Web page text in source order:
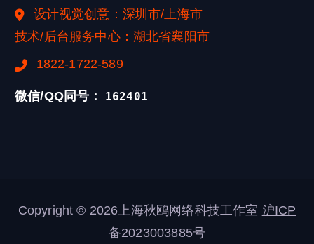
设计视觉创意：深圳市/上海市
技术/后台服务中心：湖北省襄阳市
1822-1722-589
微信/QQ同号： 162401
Copyright © 2026上海秋鸥网络科技工作室 沪ICP
备2023003885号